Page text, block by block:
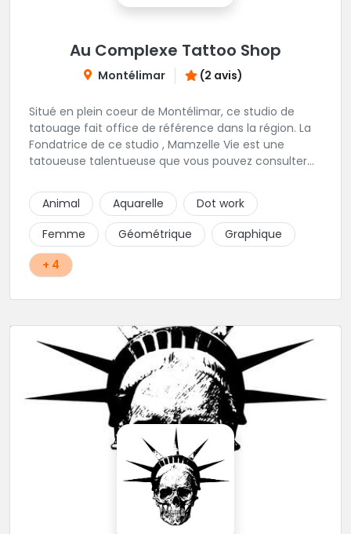
Au Complexe Tattoo Shop
Montélimar (2 avis)
Situé en plein coeur de Montélimar, ce studio de
tatouage fait office de référence dans la région. La
Fondatrice de ce studio , Mamzelle Vie est une
tatoueuse talentueuse que vous pouvez consulter
Animal
Aquarelle
Dot work
Femme
Géométrique
Graphique
+ 4